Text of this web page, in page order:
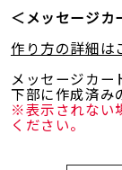
＜メッセージカ
作り方の詳細は
メッセージカー
下部に作成済み
※表示されない
ください。